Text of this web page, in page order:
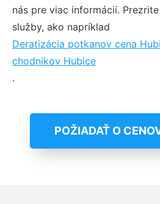
nás pre viac informácií.
služby, ako napríklad
Deratizácia potkanov cena
chodníkov Hubice
.
POŽIADAŤ O